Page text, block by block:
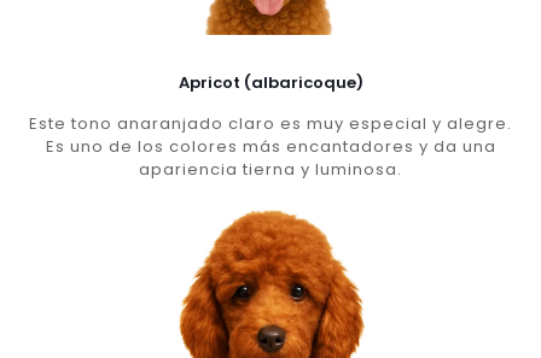
Apricot (albaricoque)
Este tono anaranjado claro es muy especial y alegre.
Es uno de los colores más encantadores y da una
apariencia tierna y luminosa.